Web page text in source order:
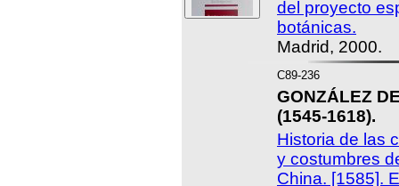
del proyecto
botánicas.
Madrid, 2000.
C89-236
GONZÁLEZ
(1545-1618).
Historia de las
y costumbres
China. [1585].